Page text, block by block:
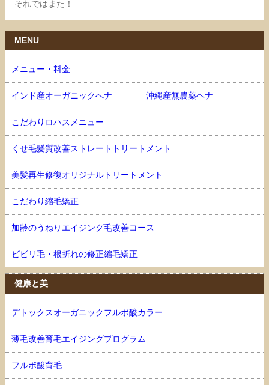
それではまた！
MENU
メニュー・料金
インド産オーガニックへナ 沖縄産無農薬ヘナ
こだわりロハスメニュー
くせ毛髪質改善ストレートトリートメント
美髪再生修復オリジナルトリートメント
こだわり縮毛矯正
加齢のうねりエイジング毛改善コース
ビビリ毛・根折れの修正縮毛矯正
健康と美
デトックスオーガニックフルボ酸カラー
薄毛改善育毛エイジングプログラム
フルボ酸育毛